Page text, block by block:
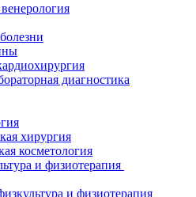
диагностика
хирургия
косметология
и физиотерапия
и физиотерапия